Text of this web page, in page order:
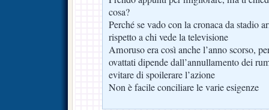
cosa?
Perché se vado con la cronaca da stadio
rispetto a chi vede la televisione
Amoruso era così anche l’anno scorso,
ovattati dipende dall’annullamento dei
evitare di spoilerare l’azione
Non è facile conciliare le varie esigenze